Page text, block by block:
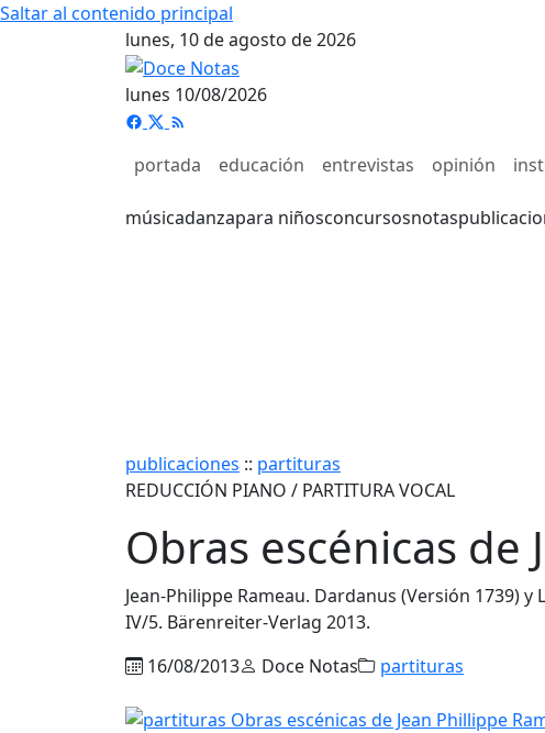
Saltar al contenido principal
lunes, 10 de agosto de 2026
lunes 10/08/2026
portada educación entrevistas opinión
músicadanzapara niñosconcursosnotas
publicaciones :: partituras
REDUCCIÓN PIANO / PARTITURA VOCAL
Obras escénicas de
Jean-Philippe Rameau. Dardanus (Versión 1739) y
IV/5. Bärenreiter-Verlag 2013.
16/08/2013
Doce Notas partituras